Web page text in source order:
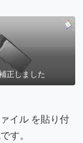
正しました
ァイル を貼り付
す。